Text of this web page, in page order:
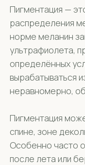
Пигментация —
распределения
норме меланин
ультрафиолета,
определённых
вырабатываться
неравномерно,
Пигментация
спине, зоне
Особенно часто
после лета или